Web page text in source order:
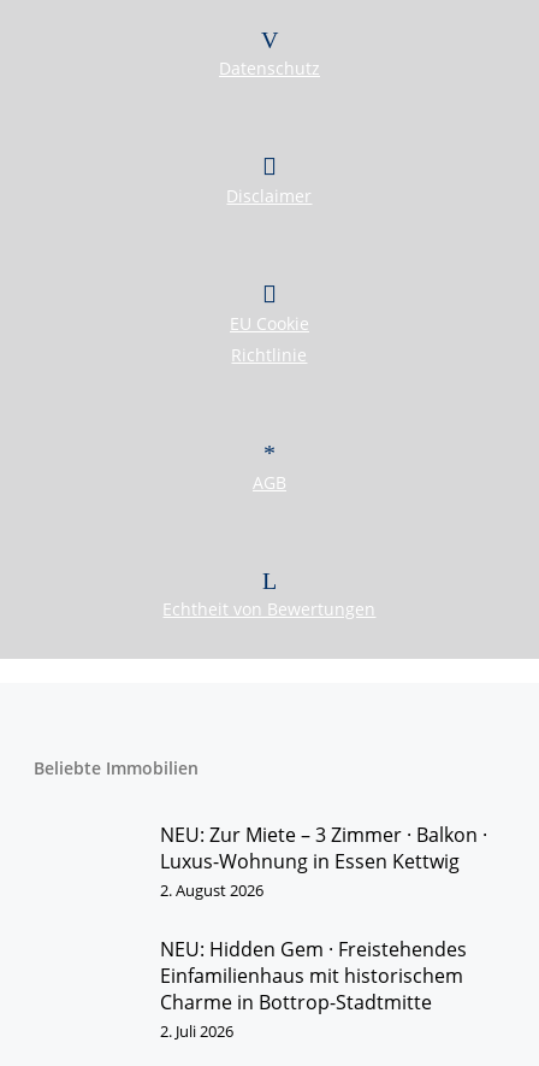
über E wie Exklusive Vermarktung
KONTAKT
Datenschutz
Disclaimer
EU Cookie
Richtlinie
AGB
Echtheit von Bewertungen
Beliebte Immobilien
NEU: Zur Miete – 3 Zimmer · Balkon ·
Luxus-Wohnung in Essen Kettwig
2. August 2026
NEU: Hidden Gem · Freistehendes
Einfamilienhaus mit historischem
Charme in Bottrop-Stadtmitte
2. Juli 2026